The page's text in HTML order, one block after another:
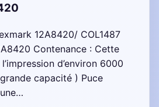
12A8420/ COL1487
Contenance : Cette
d’environ 6000
capacité ) Puce